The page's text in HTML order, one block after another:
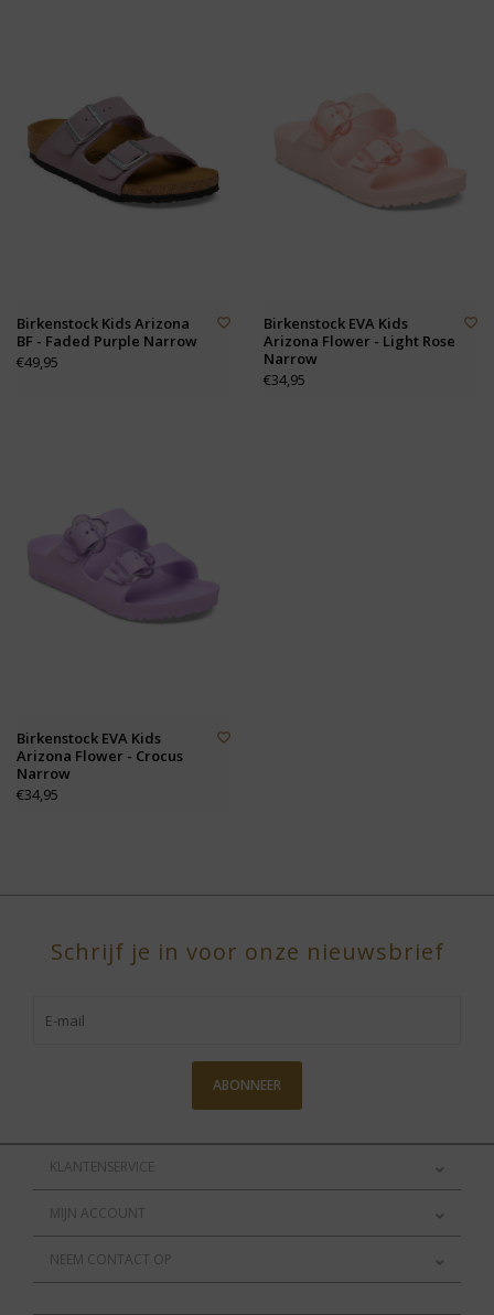
Birkenstock Kids Arizona
BF - Faded Purple Narrow
€49,95
Birkenstock EVA Kids
Arizona Flower - Light Rose
Narrow
€34,95
Birkenstock EVA Kids
Arizona Flower - Crocus
Narrow
€34,95
Schrijf je in voor onze nieuwsbrief
ABONNEER
KLANTENSERVICE
MIJN ACCOUNT
NEEM CONTACT OP